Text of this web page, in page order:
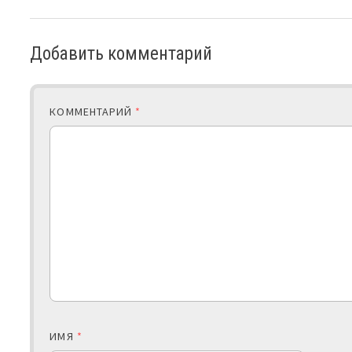
Добавить комментарий
КОММЕНТАРИЙ *
ИМЯ *